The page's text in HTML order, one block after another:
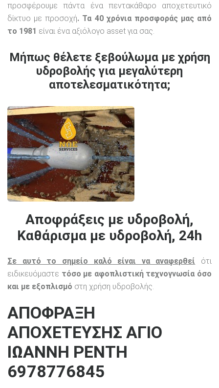
προσφέρουμε πάντα ένα πεντακάθαρο αποχετευτικό
δίκτυο με προσοχή. Τα 40 χρόνια προσφοράς μας από
το 1981 είναι ένα αξιόλογο asset για σας.
Μήπως θέλετε ξεβούλωμα με χρήση
υδροβολής για μεγαλύτερη
αποτελεσματικότητα;
Αποφράξεις με υδροβολή,
Καθάρισμα με υδροβολή, 24h
Σε αυτό το σημείο καλό είναι να αναφερθεί ότι
ειδικευόμαστε τόσο με αφοπλιστική τεχνογνωσία όσο
και με εξοπλισμό στη χρήση υδροβολής.
ΑΠΟΦΡΑΞΗ
ΑΠΟΧΕΤΕΥΣΗΣ ΑΓΙΟ
ΙΩΑΝΝΗ ΡΕΝΤΗ
6978776845